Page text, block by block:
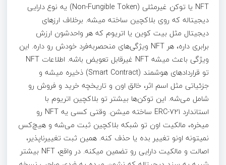
NFT یا توکن غیرمثلی (Non-Fungible Token) یه نوع دارایی
دیجیتاله که روی بلاکچین ساخته میشه. برخلاف ارزهای
دیجیتال مثل بیت کوین یا اتریوم که هر واحدشون ارزش
برابری داره، هر NFT ویژگی‌های منحصربه‌فرد خودش رو داره. این
ویژگی باعث میشه NFT غیرقابل تعویض باشه. اطلاعات NFT
تو قراردادهای هوشمند (Smart Contract) ذخیره میشه و
جزئیاتی مثل اسم اثر، خالق اون و تاریخچه خرید و فروش رو
شامل می‌شه. این توکن‌ها بیشتر تو بلاکچین اتریوم با
استاندارد ERC-721 ساخته میشن. وقتی کسی یه NFT رو
میخره، مالکیت اون تو شبکه بلاکچین ثبت می‌شه و هیچ‌کس
نمیتونه اونو تغییر بده یا حذف کنه. همین ثبت تغییرناپذیر،
اصالت و مالکیت دارایی رو تضمین میکنه. در واقع، NFT بیشتر